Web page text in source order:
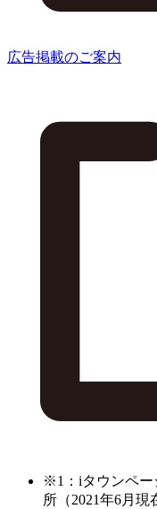
広告掲載のご案内
※1：iタウンペー
所（2021年6月